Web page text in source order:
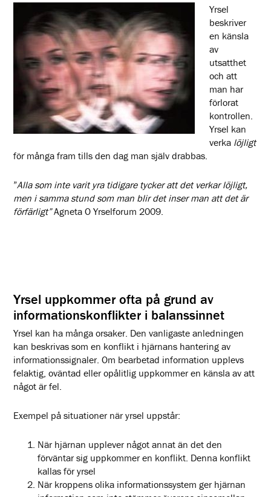
Yrsel
beskriver
en känsla
av
utsatthet
och att
man har
förlorat
kontrollen.
Yrsel kan
verka löjligt
för många fram tills den dag man själv drabbas.
”Alla som inte varit yra tidigare tycker att det verkar löjligt,
men i samma stund som man blir det inser man att det är
förfärligt”Agneta O Yrselforum 2009.
Yrsel uppkommer ofta på grund av
informationskonflikter i balanssinnet
Yrsel kan ha många orsaker. Den vanligaste anledningen
kan beskrivas som en konflikt i hjärnans hantering av
informationssignaler. Om bearbetad information upplevs
felaktig, oväntad eller opålitlig uppkommer en känsla av att
något är fel.
Exempel på situationer när yrsel uppstår:
När hjärnan upplever något annat än det den
förväntar sig uppkommer en konflikt. Denna konflikt
kallas för yrsel
När kroppens olika informationssystem ger hjärnan